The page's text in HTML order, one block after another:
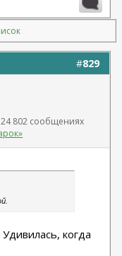
#829
24 802 сообщениях
когда